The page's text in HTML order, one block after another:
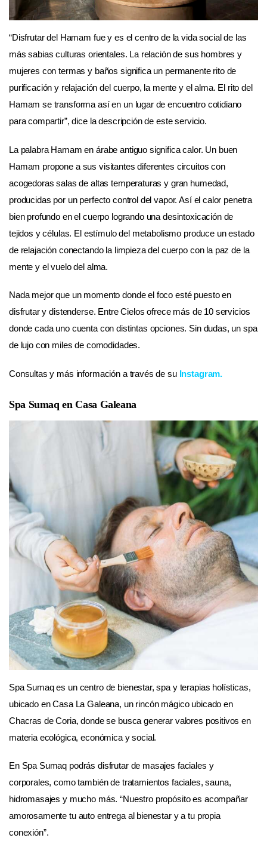
“Disfrutar del Hamam fue y es el centro de la vida social de las
más sabias culturas orientales. La relación de sus hombres y
mujeres con termas y baños significa un permanente rito de
purificación y relajación del cuerpo, la mente y el alma. El rito del
Hamam se transforma así en un lugar de encuentro cotidiano
para compartir”, dice la descripción de este servicio.
La palabra Hamam en árabe antiguo significa calor. Un buen
Hamam propone a sus visitantes diferentes circuitos con
acogedoras salas de altas temperaturas y gran humedad,
producidas por un perfecto control del vapor. Así el calor penetra
bien profundo en el cuerpo logrando una desintoxicación de
tejidos y células. El estímulo del metabolismo produce un estado
de relajación conectando la limpieza del cuerpo con la paz de la
mente y el vuelo del alma.
Nada mejor que un momento donde el foco esté puesto en
disfrutar y distenderse. Entre Cielos ofrece más de 10 servicios
donde cada uno cuenta con distintas opciones. Sin dudas, un spa
de lujo con miles de comodidades.
Consultas y más información a través de su Instagram.
Spa Sumaq en Casa Galeana
Spa Sumaq es un centro de bienestar, spa y terapias holísticas,
ubicado en Casa La Galeana, un rincón mágico ubicado en
Chacras de Coria, donde se busca generar valores positivos en
materia ecológica, económica y social.
En Spa Sumaq podrás disfrutar de masajes faciales y
corporales, como también de tratamientos faciales, sauna,
hidromasajes y mucho más. “Nuestro propósito es acompañar
amorosamente tu auto entrega al bienestar y a tu propia
conexión”.